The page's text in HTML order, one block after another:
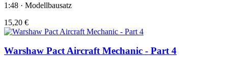
1:48 · Modellbausatz
15,20 €
Warshaw Pact Aircraft Mechanic - Part 4